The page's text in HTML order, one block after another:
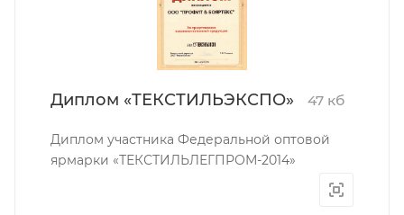
Диплом «ТЕКСТИЛЬЭКСПО» 47 кб
Диплом участника Федеральной оптовой
ярмарки «ТЕКСТИЛЬЛЕГПРОМ-2014»